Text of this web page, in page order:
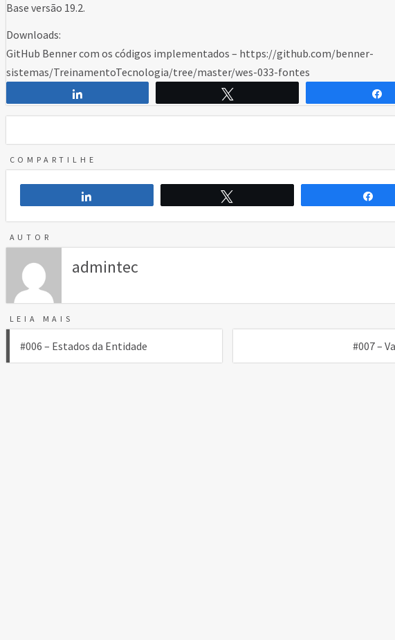
Base versão 19.2.
Downloads:
GitHub Benner com os códigos implementados – https://github.com/benner-
sistemas/TreinamentoTecnologia/tree/master/wes-033-fontes
COMPARTILHE
AUTOR
admintec
LEIA MAIS
Navegação
de
#006 – Estados da Entidade #007 –